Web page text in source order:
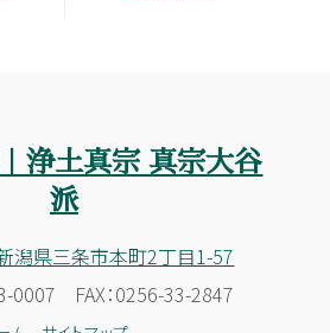
潟県三条市本町2丁目1-57
0007 FAX：0256-33-2847